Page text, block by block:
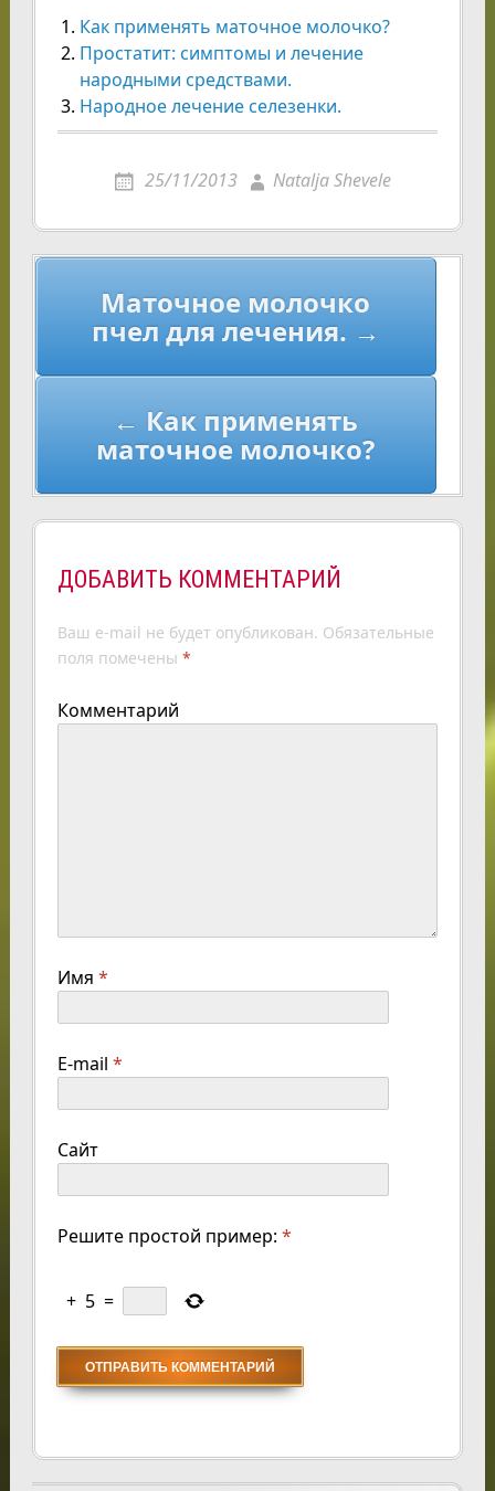
Как применять маточное молочко?
Простатит: симптомы и лечение
народными средствами.
Народное лечение селезенки.
25/11/2013 Natalja Shevele
Навигация
записям
Маточное молочко
пчел для лечения. →
← Как применять
маточное молочко?
ДОБАВИТЬ КОММЕНТАРИЙ
Ваш e-mail не будет опубликован. Обязательные
поля помечены *
Комментарий
Имя *
E-mail *
Сайт
Решите простой пример: *
+ 5 =